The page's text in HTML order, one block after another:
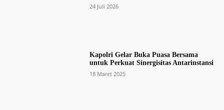
24 Juli 2026
Kapolri Gelar Buka Puasa Bersama
untuk Perkuat Sinergisitas Antarinstansi
18 Maret 2025